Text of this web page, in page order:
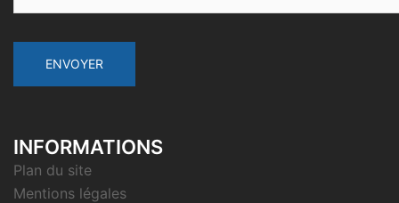
INFORMATIONS
Plan du site
Mentions légales